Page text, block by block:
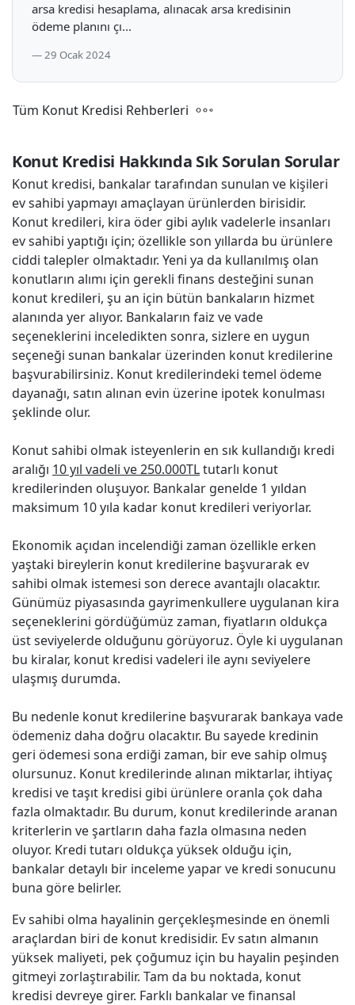
arsa kredisi hesaplama, alınacak arsa kredisinin
ödeme planını çı...
29 Ocak 2024
Tüm Konut Kredisi Rehberleri
Konut Kredisi Hakkında Sık Sorulan Sorular
Konut kredisi, bankalar tarafından sunulan ve kişileri
ev sahibi yapmayı amaçlayan ürünlerden birisidir.
Konut kredileri, kira öder gibi aylık vadelerle insanları
ev sahibi yaptığı için; özellikle son yıllarda bu ürünlere
ciddi talepler olmaktadır. Yeni ya da kullanılmış olan
konutların alımı için gerekli finans desteğini sunan
konut kredileri, şu an için bütün bankaların hizmet
alanında yer alıyor. Bankaların faiz ve vade
seçeneklerini inceledikten sonra, sizlere en uygun
seçeneği sunan bankalar üzerinden konut kredilerine
başvurabilirsiniz. Konut kredilerindeki temel ödeme
dayanağı, satın alınan evin üzerine ipotek konulması
şeklinde olur.
Konut sahibi olmak isteyenlerin en sık kullandığı kredi
aralığı 10 yıl vadeli ve 250.000TLtutarlı konut
kredilerinden oluşuyor. Bankalar genelde 1 yıldan
maksimum 10 yıla kadar konut kredileri veriyorlar.
Ekonomik açıdan incelendiği zaman özellikle erken
yaştaki bireylerin konut kredilerine başvurarak ev
sahibi olmak istemesi son derece avantajlı olacaktır.
Günümüz piyasasında gayrimenkullere uygulanan kira
seçeneklerini gördüğümüz zaman, fiyatların oldukça
üst seviyelerde olduğunu görüyoruz. Öyle ki uygulanan
bu kiralar, konut kredisi vadeleri ile aynı seviyelere
ulaşmış durumda.
Bu nedenle konut kredilerine başvurarak bankaya vade
ödemeniz daha doğru olacaktır. Bu sayede kredinin
geri ödemesi sona erdiği zaman, bir eve sahip olmuş
olursunuz. Konut kredilerinde alınan miktarlar, ihtiyaç
kredisi ve taşıt kredisi gibi ürünlere oranla çok daha
fazla olmaktadır. Bu durum, konut kredilerinde aranan
kriterlerin ve şartların daha fazla olmasına neden
oluyor. Kredi tutarı oldukça yüksek olduğu için,
bankalar detaylı bir inceleme yapar ve kredi sonucunu
buna göre belirler.
Ev sahibi olma hayalinin gerçekleşmesinde en önemli
araçlardan biri de konut kredisidir. Ev satın almanın
yüksek maliyeti, pek çoğumuz için bu hayalin peşinden
gitmeyi zorlaştırabilir. Tam da bu noktada, konut
kredisi devreye girer. Farklı bankalar ve finansal